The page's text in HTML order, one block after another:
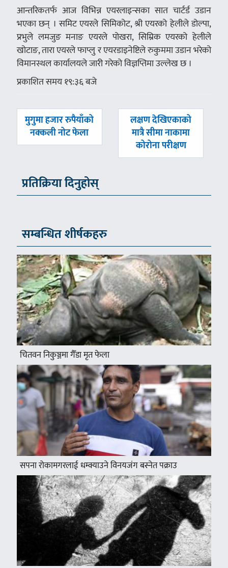
आन्तरिकतर्फ आज विभिन्न एयरलाइन्सका सात चार्टर्ड उडान
भएका छन् । समिट एयरले सिमिकोट, श्री एयरको हेलीले डोल्पा,
प्रभुले लमजुङ मनाङ एयरले पोखरा, सिम्रिक एयरको हेलीले
खोटाङ, तारा एयरले फाप्लु र एयरडाइनेष्टिले रुकुममा उडान भरेको
विमानस्थल कार्यालयले जारी गरेको विज्ञप्तिमा उल्लेख छ ।
प्रकाशित समय १९:३६ बजे
पछिल्लाे
मुगुमा हजार रुपैयाँको
नक्कली नोट फेला
अघिल्लाे
-
लक्षण देखिएकाको
मात्रै सीमा नाकामा
कोरोना परीक्षण
प्रतिक्रिया दिनुहोस्
सम्बन्धित शीर्षकहरु
चितवन निकुञ्जमा गैँडा मृत फेला
सपना रोकामगरलाई धम्क्याउने विनयजंग बस्नेत पक्राउ